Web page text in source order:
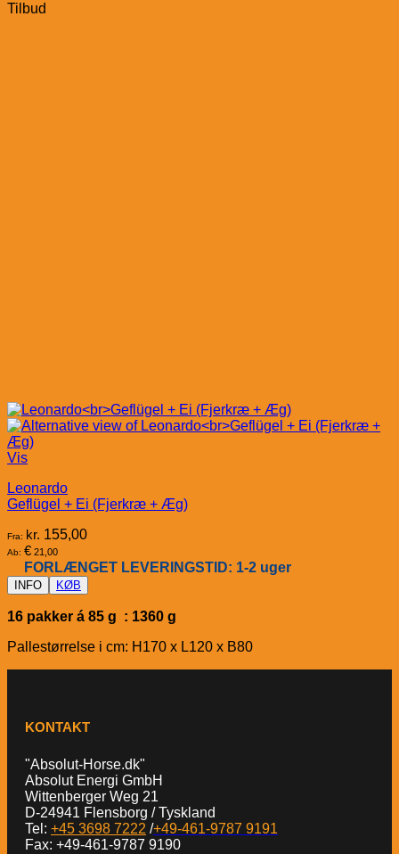
Tilbud
Vis
Leonardo
Geflügel + Ei (Fjerkræ + Æg)
Fra: kr. 155,00
Ab: € 21,00
FORLÆNGET LEVERINGSTID: 1-2 uger
INFO KØB
16 pakker á 85 g : 1360 g
Pallestørrelse i cm: H170 x L120 x B80
KONTAKT
"Absolut-Horse.dk"
Absolut Energi GmbH
Wittenberger Weg 21
D-24941 Flensborg / Tyskland
Tel: +45 3698 7222 /+49-461-9787 9191
Fax: +49-461-9787 9190